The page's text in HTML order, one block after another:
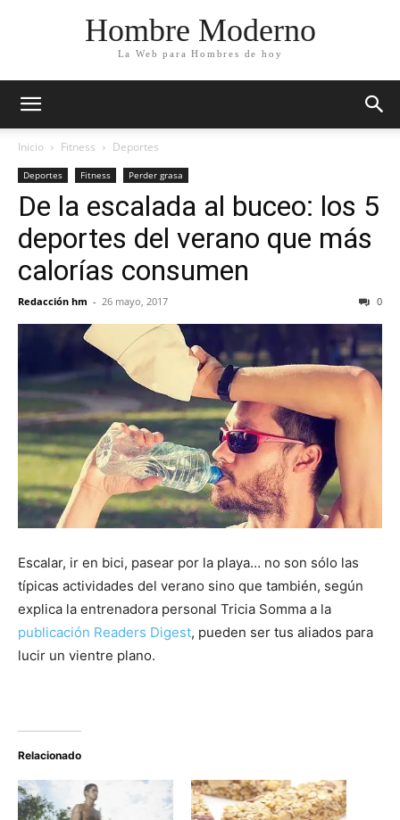
Hombre Moderno
La Web para Hombres de hoy
Inicio Fitness Deportes
Deportes Fitness Perder grasa
De la escalada al buceo: los 5
deportes del verano que más
calorías consumen
Redacción hm - 26 mayo, 2017 0
Escalar, ir en bici, pasear por la playa… no son sólo las
típicas actividades del verano sino que también, según
explica la entrenadora personal Tricia Somma a la
publicación Readers Digest, pueden ser tus aliados para
lucir un vientre plano.
Relacionado